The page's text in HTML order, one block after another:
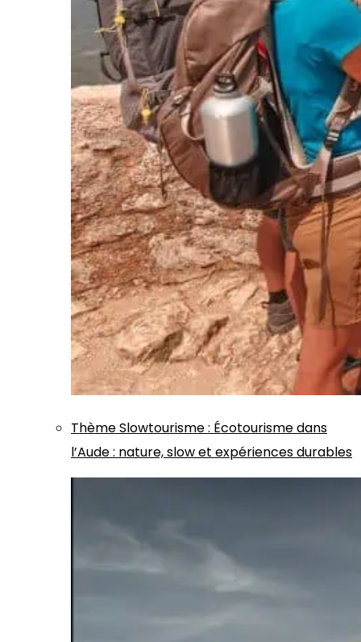
ThèmeSlowtourisme: Écotourisme dans
l’Aude : nature, slow et expériences durables